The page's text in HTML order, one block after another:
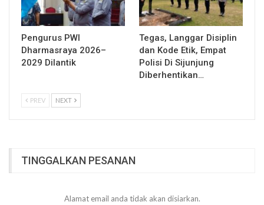
Pengurus PWI
Dharmasraya 2026–
2029 Dilantik
Tegas, Langgar Disiplin
dan Kode Etik, Empat
Polisi Di Sijunjung
Diberhentikan…
PREV NEXT
TINGGALKAN PESANAN
Alamat email anda tidak akan disiarkan.